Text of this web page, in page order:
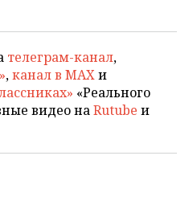
телеграм-канал,
,канал в MAXи
«Реального
видео наRutube и